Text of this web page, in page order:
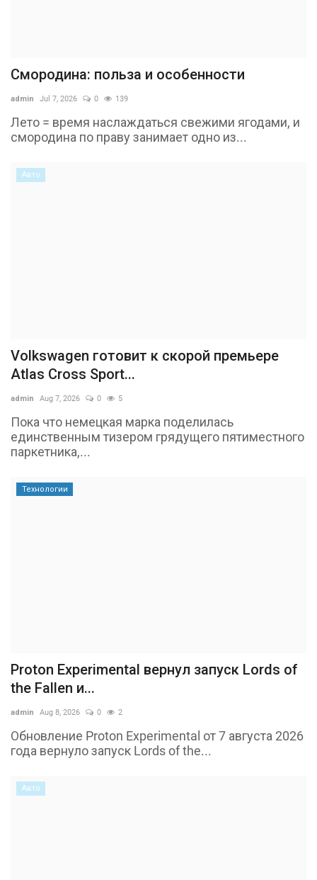
Смородина: польза и особенности
admin Jul 7, 2026 0 139
Лето = время наслаждаться свежими ягодами, и
смородина по праву занимает одно из...
Авто
Volkswagen готовит к скорой премьере
Atlas Cross Sport...
admin Aug 7, 2026 0 5
Пока что немецкая марка поделилась
единственным тизером грядущего пятиместного
паркетника,...
Технологии
Proton Experimental вернул запуск Lords of
the Fallen и...
admin Aug 8, 2026 0 2
Обновление Proton Experimental от 7 августа 2026
года вернуло запуск Lords of the...
Авто